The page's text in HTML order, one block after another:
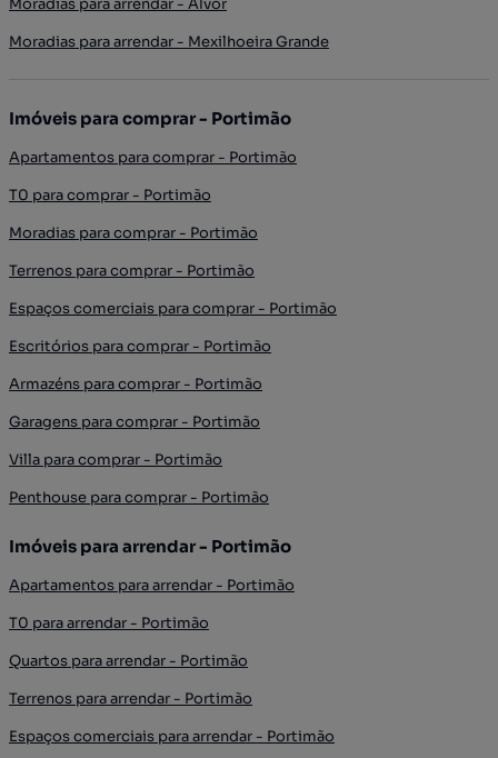
Moradias para arrendar - Mexilhoeira Grande
Imóveis para comprar - Portimão
Apartamentos para comprar - Portimão
T0 para comprar - Portimão
Moradias para comprar - Portimão
Terrenos para comprar - Portimão
Espaços comerciais para comprar - Portimão
Escritórios para comprar - Portimão
Armazéns para comprar - Portimão
Garagens para comprar - Portimão
Villa para comprar - Portimão
Penthouse para comprar - Portimão
Imóveis para arrendar - Portimão
Apartamentos para arrendar - Portimão
T0 para arrendar - Portimão
Quartos para arrendar - Portimão
Terrenos para arrendar - Portimão
Espaços comerciais para arrendar - Portimão